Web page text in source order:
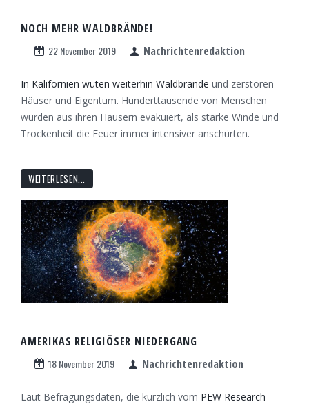
NOCH MEHR WALDBRÄNDE!
22 November 2019 Nachrichtenredaktion
In Kalifornien wüten weiterhin Waldbrände und zerstören
Häuser und Eigentum. Hunderttausende von Menschen
wurden aus ihren Häusern evakuiert, als starke Winde und
Trockenheit die Feuer immer intensiver anschürten.
WEITERLESEN...
AMERIKAS RELIGIÖSER NIEDERGANG
18 November 2019 Nachrichtenredaktion
Laut Befragungsdaten, die kürzlich vom PEW Research